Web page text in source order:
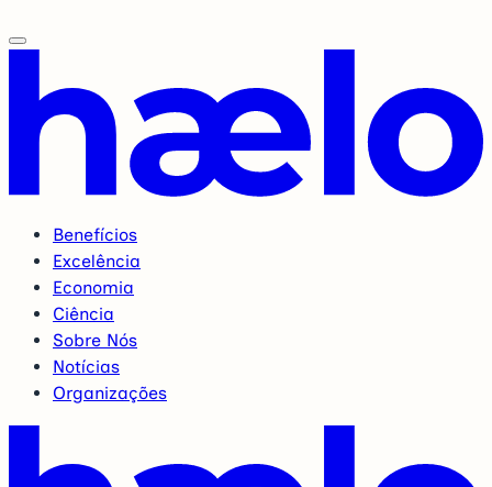
Benefícios
Excelência
Economia
Ciência
Sobre Nós
Notícias
Organizações